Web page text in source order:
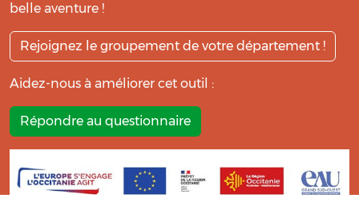
belle aventure !
Rejoignez le groupement de votre département !
Aidez-nous à améliorer cet outil :
Répondre au questionnaire